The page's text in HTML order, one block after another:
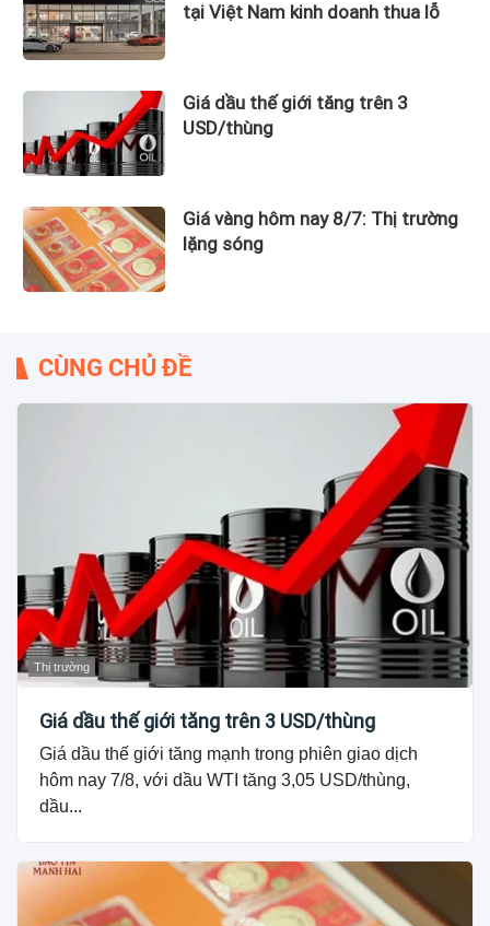
tại Việt Nam kinh doanh thua lỗ
Giá dầu thế giới tăng trên 3
USD/thùng
Giá vàng hôm nay 8/7: Thị trường
lặng sóng
CÙNG CHỦ ĐỀ
Thị trường
Giá dầu thế giới tăng trên 3 USD/thùng
Giá dầu thế giới tăng mạnh trong phiên giao dịch
hôm nay 7/8, với dầu WTI tăng 3,05 USD/thùng,
dầu...